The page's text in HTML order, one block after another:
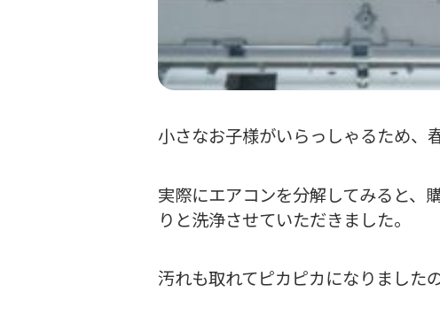
小さなお子様がいらっしゃるため、
実際にエアコンを分解してみると、
りと洗浄させていただきました。
汚れも取れてピカピカになりました